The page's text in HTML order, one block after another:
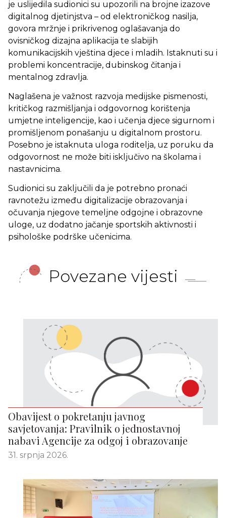
je uslijedila sudionici su upozorili na brojne izazove
digitalnog djetinjstva – od elektroničkog nasilja,
govora mržnje i prikrivenog oglašavanja do
ovisničkog dizajna aplikacija te slabijih
komunikacijskih vještina djece i mladih. Istaknuti su i
problemi koncentracije, dubinskog čitanja i
mentalnog zdravlja.
Naglašena je važnost razvoja medijske pismenosti,
kritičkog razmišljanja i odgovornog korištenja
umjetne inteligencije, kao i učenja djece sigurnom i
promišljenom ponašanju u digitalnom prostoru.
Posebno je istaknuta uloga roditelja, uz poruku da
odgovornost ne može biti isključivo na školama i
nastavnicima.
Sudionici su zaključili da je potrebno pronaći
ravnotežu između digitalizacije obrazovanja i
očuvanja njegove temeljne odgojne i obrazovne
uloge, uz dodatno jačanje sportskih aktivnosti i
psihološke podrške učenicima.
Povezane vijesti
Obavijest o pokretanju javnog
savjetovanja: Pravilnik o jednostavnoj
nabavi Agencije za odgoj i obrazovanje
31. srpnja 2026.